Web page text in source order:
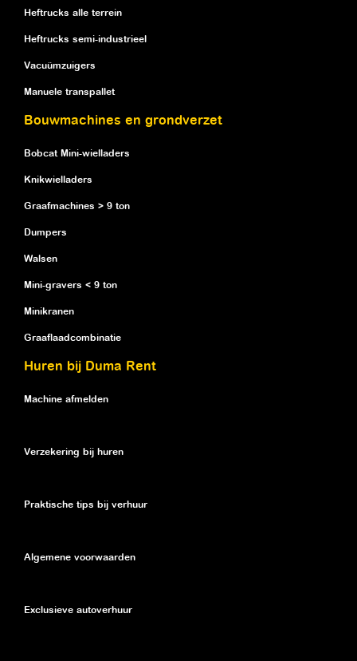
Heftrucks alle terrein
Heftrucks semi-industrieel
Vacuümzuigers
Manuele transpallet
Bouwmachines en grondverzet
Bobcat Mini-wielladers
Knikwielladers
Graafmachines > 9 ton
Dumpers
Walsen
Mini-gravers < 9 ton
Minikranen
Graaflaadcombinatie
Huren bij Duma Rent
Machine afmelden
Verzekering bij huren
Praktische tips bij verhuur
Algemene voorwaarden
Exclusieve autoverhuur